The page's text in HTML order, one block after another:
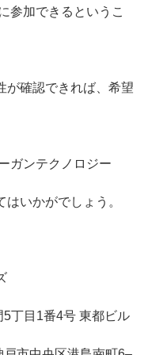
参加できるというこ
が確認できれば、希望
ガンテクノロジー
いかがでしょう。
丁目1番4号 東都ビル